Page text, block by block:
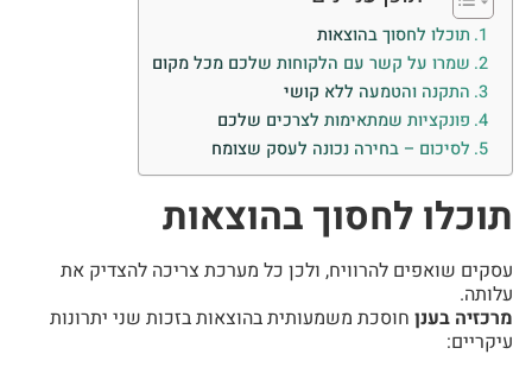
תוכלו לחסוך בהוצאות
שמרו על קשר עם הלקוחות שלכם מכל מקום
התקנה והטמעה ללא קושי
פונקציות שמתאימות לצרכים שלכם
לסיכום – בחירה נכונה לעסק שצומח
תוכלו לחסוך בהוצאות
עסקים שואפים להרוויח, ולכן כל מערכת צריכה להצדיק את
עלותה.
מרכזיה בענן חוסכת משמעותית בהוצאות בזכות שני יתרונות
עיקריים: